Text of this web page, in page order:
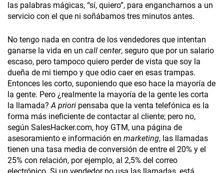
las palabras mágicas, “sí, quiero”, para engancharnos a un
servicio con el que ni soñábamos tres minutos antes.
No tengo nada en contra de los vendedores que intentan
ganarse la vida en un call center, seguro que por un salario
escaso, pero tampoco quiero perder de vista que soy la
dueña de mi tiempo y que odio caer en esas trampas.
Entonces les corto, suponiendo que eso hace la mayoría de
la gente. Pero ¿realmente la mayoría de la gente les corta
la llamada?A priori pensaba que la venta telefónica es la
forma más ineficiente de contactar al cliente; pero no,
según SalesHacker.com, hoy GTM, una página de
asesoramiento e información en marketing, las llamadas
tienen una tasa media de conversión de entre el 20% y el
25% con relación, por ejemplo, al 2,5% del correo